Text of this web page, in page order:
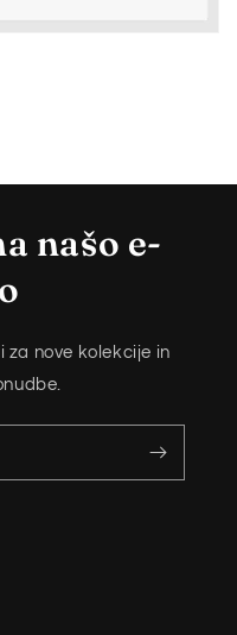
našo e-
za nove kolekcije in